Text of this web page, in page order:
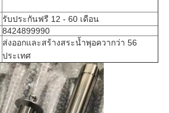
รับประกันฟรี 12 - 60 เดือน
8424899990
ส่งออกและสร้างสระน้ำพุอควากว่า 56
ประเทศ